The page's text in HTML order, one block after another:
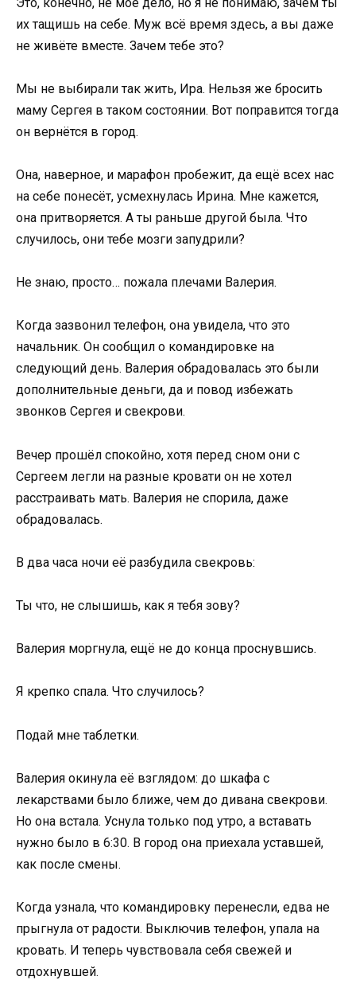
их тащишь на себе. Муж всё время здесь, а вы даже
не живёте вместе. Зачем тебе это?
Мы не выбирали так жить, Ира. Нельзя же бросить
маму Сергея в таком состоянии. Вот поправится тогда
он вернётся в город.
Она, наверное, и марафон пробежит, да ещё всех нас
на себе понесёт, усмехнулась Ирина. Мне кажется,
она притворяется. А ты раньше другой была. Что
случилось, они тебе мозги запудрили?
Не знаю, просто… пожала плечами Валерия.
Когда зазвонил телефон, она увидела, что это
начальник. Он сообщил о командировке на
следующий день. Валерия обрадовалась это были
дополнительные деньги, да и повод избежать
звонков Сергея и свекрови.
Вечер прошёл спокойно, хотя перед сном они с
Сергеем легли на разные кровати он не хотел
расстраивать мать. Валерия не спорила, даже
обрадовалась.
В два часа ночи её разбудила свекровь:
Ты что, не слышишь, как я тебя зову?
Валерия моргнула, ещё не до конца проснувшись.
Я крепко спала. Что случилось?
Подай мне таблетки.
Валерия окинула её взглядом: до шкафа с
лекарствами было ближе, чем до дивана свекрови.
Но она встала. Уснула только под утро, а вставать
нужно было в 6:30. В город она приехала уставшей,
как после смены.
Когда узнала, что командировку перенесли, едва не
прыгнула от радости. Выключив телефон, упала на
кровать. И теперь чувствовала себя свежей и
отдохнувшей.